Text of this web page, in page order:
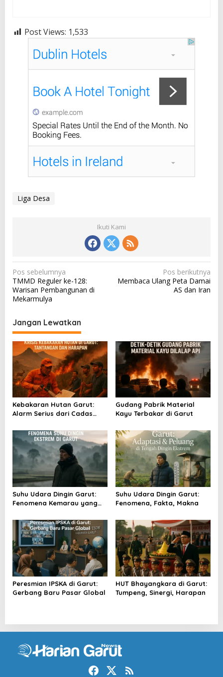
Post Views: 1,533
Liga Desa
Ikuti Kami
N
a
v
g
a
s
i
p
o
s
Pos sebelumnya
TMMD Reguler ke-128:
Warisan Pembangunan di
Mekarmulya
Pos berikutnya
Membaca Ulang Peta Damai
AS dan Iran
Jangan Lewatkan
Kebakaran Hutan Garut:
Alarm Serius dari Cadas
Gudang Pabrik Material
Kayu Terbakar di Garut
Suhu Udara Dingin Garut:
Fenomena Kemarau yang
Suhu Udara Dingin Garut:
Fenomena, Fakta, Makna
Peresmian IPSKA di Garut:
Gerbang Baru Pasar Global
HUT Bhayangkara di Garut:
Tumpeng, Sinergi, Harapan